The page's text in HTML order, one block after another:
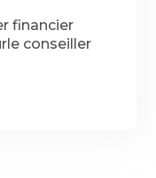
financier
conseiller